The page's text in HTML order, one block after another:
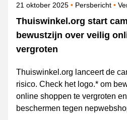
Thuiswinkel.org start
bewustzijn over veilig
vergroten
Gepubliceerd op
21 oktober 2025 Categorie
Persbericht
Thuiswinkel.org lanceert de
risico. Check het logo.* om
online shoppen te vergroten
beschermen tegen